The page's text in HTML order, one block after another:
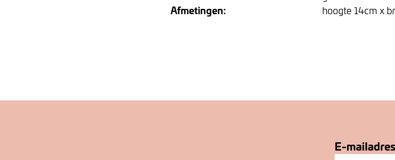
Afmetingen: hoogte 14cm x
E-